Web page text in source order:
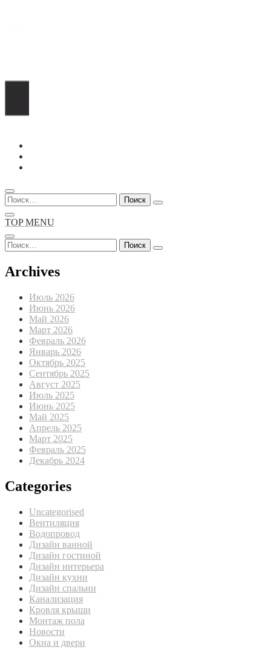
Перейти
содержимому
Найти:
TOP MENU
Найти:
Archives
Июль 2026
Июнь 2026
Май 2026
Март 2026
Февраль 2026
Январь 2026
Октябрь 2025
Сентябрь 2025
Август 2025
Июль 2025
Июнь 2025
Май 2025
Апрель 2025
Март 2025
Февраль 2025
Декабрь 2024
Categories
Uncategorised
Вентиляция
Водопровод
Дизайн ванной
Дизайн гостиной
Дизайн интерьера
Дизайн кухни
Дизайн спальни
Канализация
Кровля крыши
Монтаж пола
Новости
Окна и двери